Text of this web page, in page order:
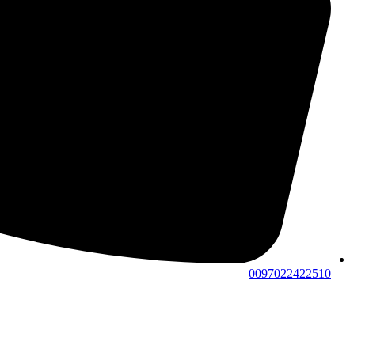
0097022422510